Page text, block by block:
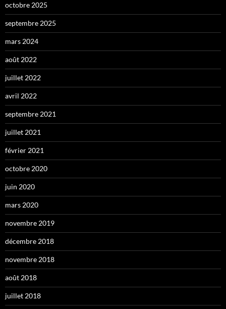
octobre 2025
septembre 2025
mars 2024
août 2022
juillet 2022
avril 2022
septembre 2021
juillet 2021
février 2021
octobre 2020
juin 2020
mars 2020
novembre 2019
décembre 2018
novembre 2018
août 2018
juillet 2018